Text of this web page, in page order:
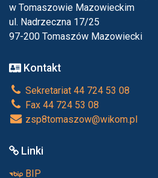
w Tomaszowie Mazowieckim
ul. Nadrzeczna 17/25
97-200 Tomaszów Mazowiecki
Kontakt
Sekretariat 44 724 53 08
Fax 44 724 53 08
zsp8tomaszow@wikom.pl
Linki
BIP